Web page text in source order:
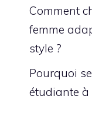
Comment
femme
style ?
Pourquoi
étudiante à